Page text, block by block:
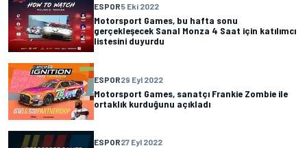
ESPOR5 Eki 2022
Motorsport Games, bu hafta sonu
gerçekleşecek Sanal Monza 4 Saat için katılımcı
listesini duyurdu
ESPOR29 Eyl 2022
Motorsport Games, sanatçı Frankie Zombie ile
ortaklık kurduğunu açıkladı
ESPOR27 Eyl 2022